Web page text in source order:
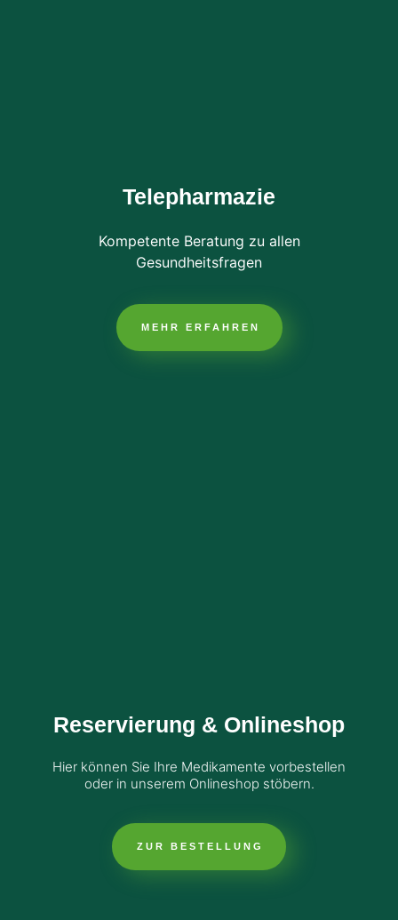
Telepharmazie
Kompetente Beratung zu allen
Gesundheitsfragen
MEHR ERFAHREN
Reservierung & Onlineshop
Hier können Sie Ihre Medikamente vorbestellen
oder in unserem Onlineshop stöbern.
ZUR BESTELLUNG